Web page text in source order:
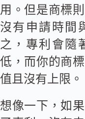
用。但是商標
沒有申請時間
之，專利會隨
低，而你的商
值且沒有上限。
想像一下，如